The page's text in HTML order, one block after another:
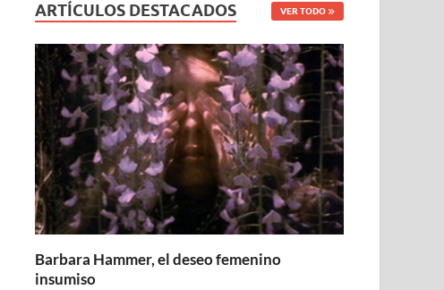
ARTÍCULOS DESTACADOS VER TODO
Barbara Hammer, el deseo femenino
insumiso